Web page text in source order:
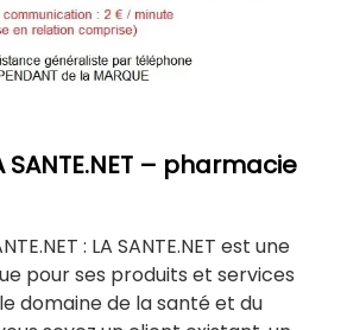
SANTE.NET – pharmacie
: LA SANTE.NET est une
pour ses produits et services
domaine de la santé et du